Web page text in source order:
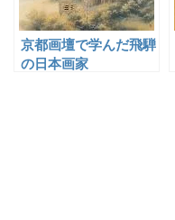
京都画壇で学んだ飛騨
の日本画家